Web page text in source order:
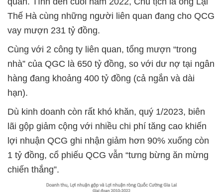
Thế Hà cùng những người liên quan đang cho QCG
vay mượn 231 tỷ đồng.
Cùng với 2 công ty liên quan, tổng mượn “trong
nhà” của QGC là 650 tỷ đồng, so với dư nợ tại ngân
hàng đang khoảng 400 tỷ đồng (cả ngắn và dài
hạn).
Dù kinh doanh còn rất khó khăn, quý 1/2023, biên
lãi gộp giảm cộng với nhiều chi phí tăng cao khiến
lợi nhuận QCG ghi nhận giảm hơn 90% xuống còn
1 tỷ đồng, cổ phiếu QCG vẫn “tưng bừng ăn mừng
chiến thắng”.